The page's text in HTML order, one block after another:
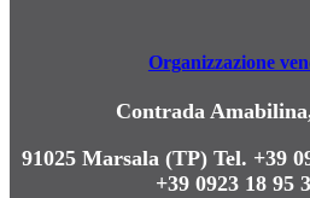
Organizzazione
Contrada
91025 Marsala (TP)Tel. +39
+39 0923 18 95